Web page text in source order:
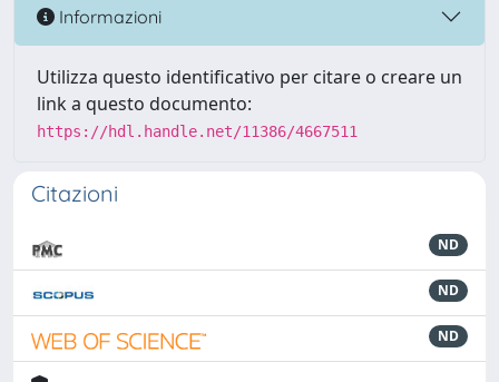
Informazioni
Utilizza questo identificativo per citare o creare un
link a questo documento:
https://hdl.handle.net/11386/4667511
Citazioni
ND
ND
ND